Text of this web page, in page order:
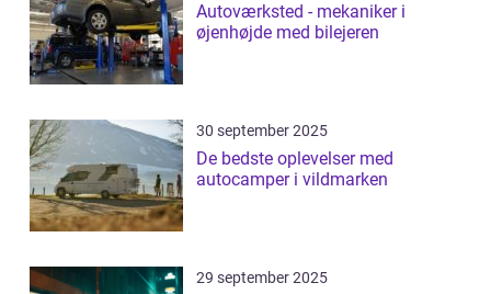
Autoværksted - mekaniker i
øjenhøjde med bilejeren
30 september 2025
De bedste oplevelser med
autocamper i vildmarken
29 september 2025